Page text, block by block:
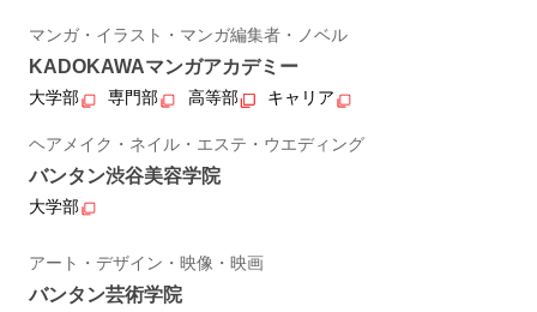
マンガ・イラスト・マンガ編集者・ノベル
KADOKAWAマンガアカデミー
大学部 専門部 高等部 キャリア
ヘアメイク・ネイル・エステ・ウエディング
バンタン渋谷美容学院
大学部
アート・デザイン・映像・映画
バンタン芸術学院